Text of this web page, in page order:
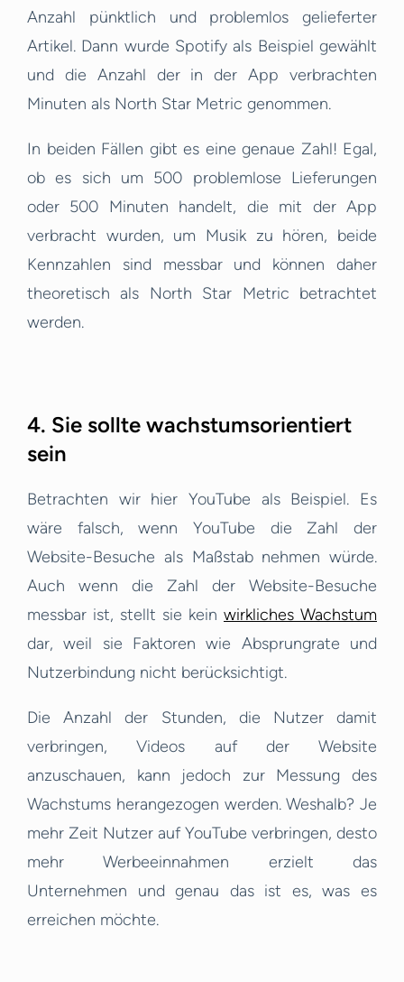
Anzahl pünktlich und problemlos gelieferter
Artikel. Dann wurde Spotify als Beispiel gewählt
und die Anzahl der in der App verbrachten
Minuten als North Star Metric genommen.
In beiden Fällen gibt es eine genaue Zahl! Egal,
ob es sich um 500 problemlose Lieferungen
oder 500 Minuten handelt, die mit der App
verbracht wurden, um Musik zu hören, beide
Kennzahlen sind messbar und können daher
theoretisch als North Star Metric betrachtet
werden.
4. Sie sollte wachstumsorientiert
sein
Betrachten wir hier YouTube als Beispiel. Es
wäre falsch, wenn YouTube die Zahl der
Website-Besuche als Maßstab nehmen würde.
Auch wenn die Zahl der Website-Besuche
messbar ist, stellt sie kein wirkliches Wachstum
dar, weil sie Faktoren wie Absprungrate und
Nutzerbindung nicht berücksichtigt.
Die Anzahl der Stunden, die Nutzer damit
verbringen, Videos auf der Website
anzuschauen, kann jedoch zur Messung des
Wachstums herangezogen werden. Weshalb? Je
mehr Zeit Nutzer auf YouTube verbringen, desto
mehr Werbeeinnahmen erzielt das
Unternehmen und genau das ist es, was es
erreichen möchte.